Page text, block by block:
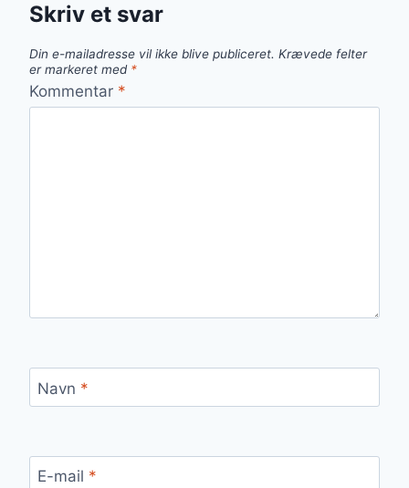
Skriv et svar
Din e-mailadresse vil ikke blive publiceret. Krævede felter
er markeret med *
Kommentar *
Navn *
E-mail *